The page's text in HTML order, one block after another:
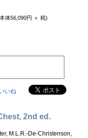
体56,090円 ＋ 税)
いね
2nd ed.
M.L.R.-De-Christenson,